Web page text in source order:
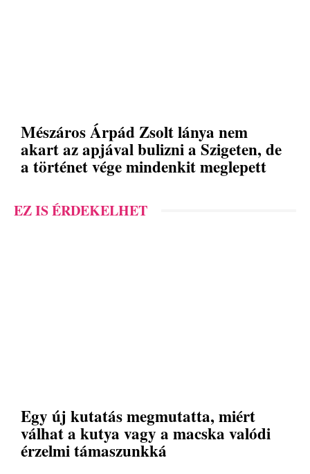
Mészáros Árpád Zsolt lánya nem
akart az apjával bulizni a Szigeten, de
a történet vége mindenkit meglepett
EZ IS ÉRDEKELHET
Egy új kutatás megmutatta, miért
válhat a kutya vagy a macska valódi
érzelmi támaszunkká